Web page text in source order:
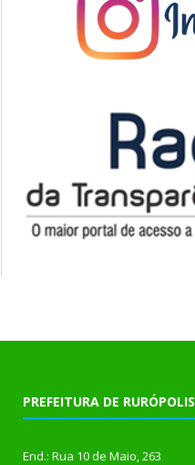
PREFEITURA DE RURÓPOLIS
End.: Rua 10 de Maio, 263